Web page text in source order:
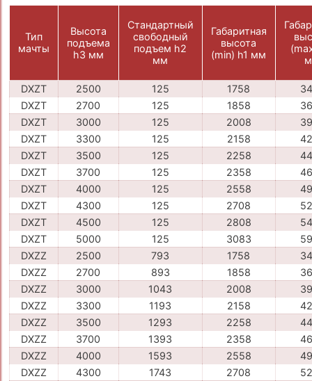
Тип
мачты
Высота
подъема
h3 мм
Стандартный
свободный
подъем h2
мм
Габаритная
высота
(min) h1 мм
DXZT 2500 125 1758
DXZT
2700 125 1858
DXZT
3000 125 2008
DXZT
3300 125 2158
DXZT
3500 125 2258
DXZT
3700 125 2358
DXZT
4000 125 2558
DXZT
4300 125 2708
DXZT
4500 125 2808
DXZT
5000 125 3083
DXZZ
2500 793 1758
DXZZ
2700 893 1858
DXZZ
3000 1043 2008
DXZZ
3300 1193 2158
DXZZ
3500 1293 2258
DXZZ
3700 1393 2358
DXZZ
4000 1593 2558
DXZZ
4300 1743 2708